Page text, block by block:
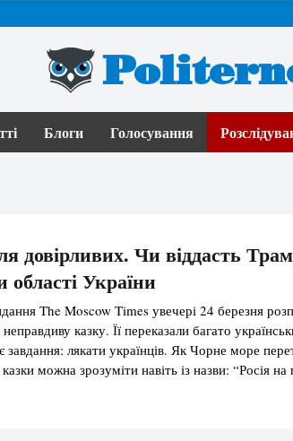
Блоги Голосування
довірливих. Чи віддасть
України
The Moscow Times увечері 24 березня
казку. Її переказали багато
завдання: лякати українців. Як Чорне море
можна зрозуміти навіть із назви: “Росія
всю територію Донецької, Луганської,